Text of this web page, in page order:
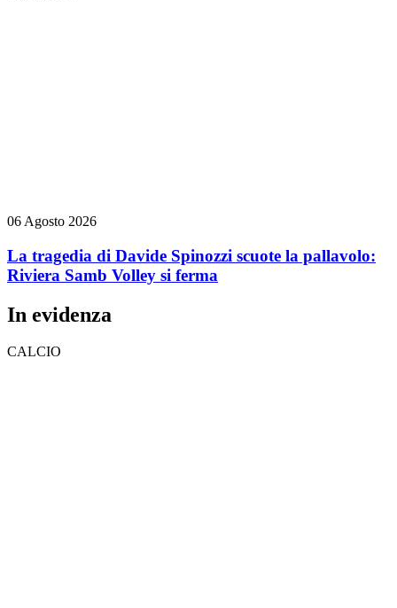
06 Agosto 2026
La tragedia di Davide Spinozzi scuote la pallavolo:
Riviera Samb Volley si ferma
In evidenza
CALCIO